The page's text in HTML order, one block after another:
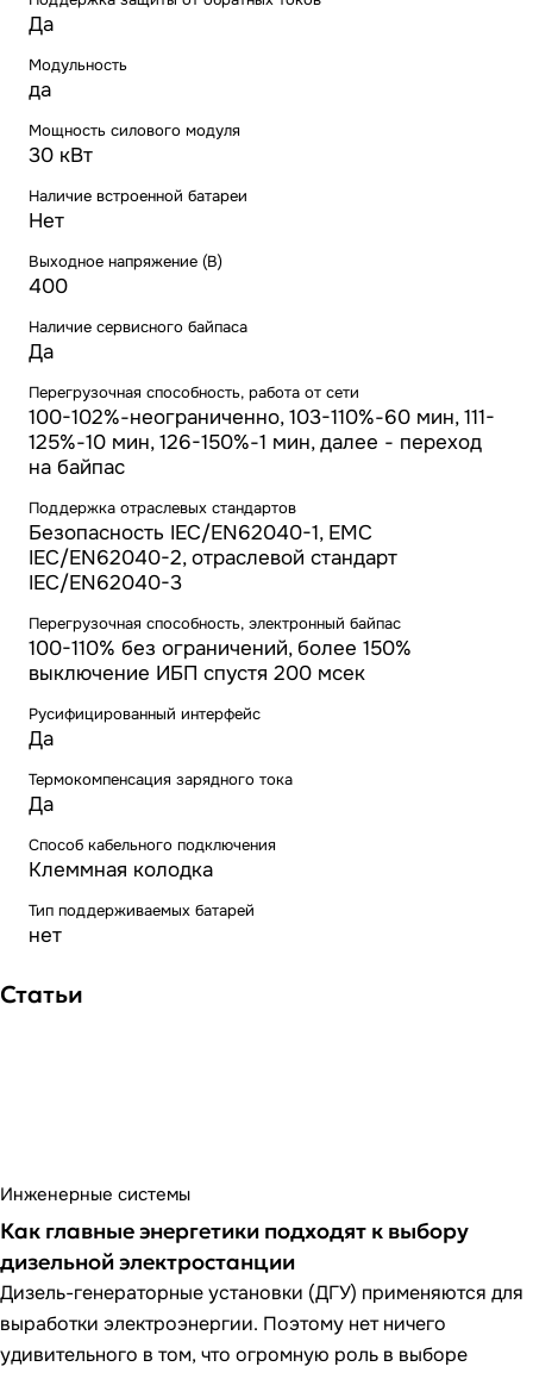
Да
Модульность
да
Мощность силового модуля
30 кВт
Наличие встроенной батареи
Нет
Выходное напряжение (В)
400
Наличие сервисного байпаса
Да
Перегрузочная способность, работа от сети
100-102%-неограниченно, 103-110%-60 мин, 111-
125%-10 мин, 126-150%-1 мин, далее - переход
на байпас
Поддержка отраслевых стандартов
Безопасность IEC/EN62040-1, ЕМС
IEC/EN62040-2, отраслевой стандарт
IEC/EN62040-3
Перегрузочная способность, электронный байпас
100-110% без ограничений, более 150%
выключение ИБП спустя 200 мсек
Русифицированный интерфейс
Да
Термокомпенсация зарядного тока
Да
Способ кабельного подключения
Клеммная колодка
Тип поддерживаемых батарей
нет
Статьи
Инженерные системы
Как главные энергетики подходят к выбору
дизельной электростанции
Дизель-генераторные установки (ДГУ) применяются для
выработки электроэнергии. Поэтому нет ничего
удивительного в том, что огромную роль в выборе